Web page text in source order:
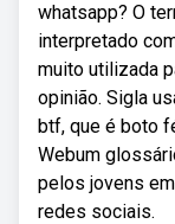
whatsapp? O
interpretado
muito utilizada
opinião. Sigla
btf, que é boto
Webum
pelos jovens
redes sociais.